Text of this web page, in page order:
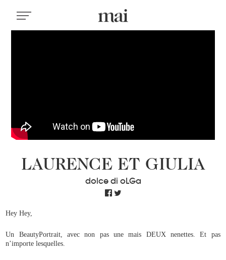
LAURENCE ET GIULIA
dolce di oLGa
Hey Hey,
Un BeautyPortrait, avec non pas une mais DEUX nenettes. Et pas
n’importe lesquelles.